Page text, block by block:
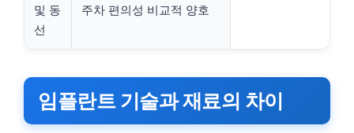
및 동
선
주차 편의성 비교적 양호
임플란트 기술과 재료의 차이